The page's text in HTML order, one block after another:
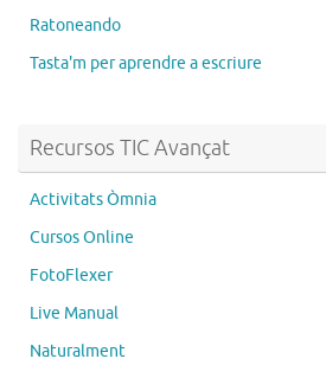
Ratoneando
Tasta'm per aprendre a escriure
Recursos TIC Avançat
Activitats Òmnia
Cursos Online
FotoFlexer
Live Manual
Naturalment